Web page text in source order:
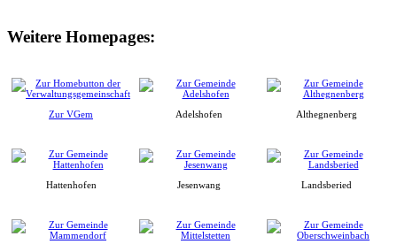
Weitere Homepages:
Zur VGem Adelshofen Althegnenberg
Hattenhofen Jesenwang Landsberied